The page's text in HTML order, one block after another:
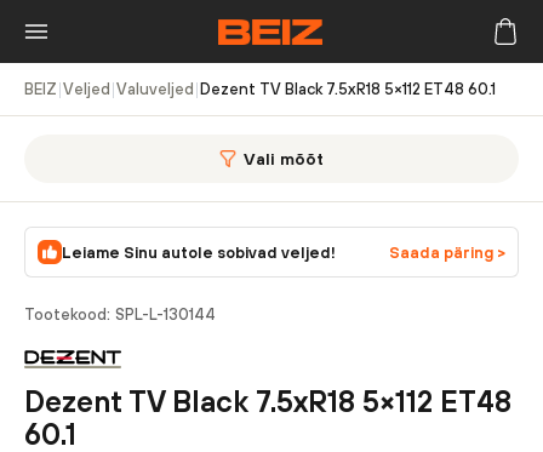
BEIZ Veljed Valuveljed Dezent TV Black 7.5xR18 5×112 ET48 60.1
Vali mõõt
Tootekood: SPL-L-130144
Dezent TV Black 7.5xR18 5×112 ET48
60.1
Leiame Sinu autole sobivad veljed! Saada päring >